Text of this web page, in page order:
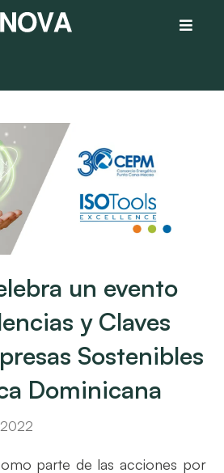
un evento
y Claves
Sostenibles
Dominicana
parte de las acciones por